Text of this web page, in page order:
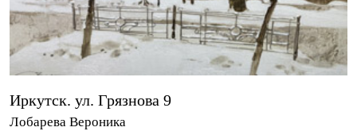
Иркутск. ул. Грязнова 9
Лобарева Вероника